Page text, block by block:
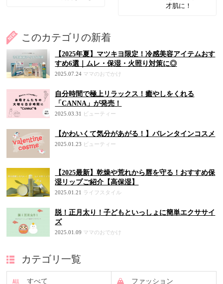
才肌に！
このカテゴリの新着
【2025年夏】マツキヨ限定！冷感美容アイテムおす
すめ6選｜ムレ・保湿・火照り対策に◎
2025.07.24 ママのおでかけ
自分時間で極上リラックス！癒やしをくれる
「CANNA」が発売！
2025.03.31 ビューティー
【かわいくて気分があがる！】バレンタインコスメ
2025.01.23 ビューティー
【2025最新】乾燥や荒れから唇を守る！おすすめ保
湿リップご紹介【高保湿】
2025.01.21 ライフスタイル
脱！正月太り！子どもといっしょに簡単エクササイ
ズ
2025.01.09 ママのおでかけ
カテゴリ一覧
すべて ファッション